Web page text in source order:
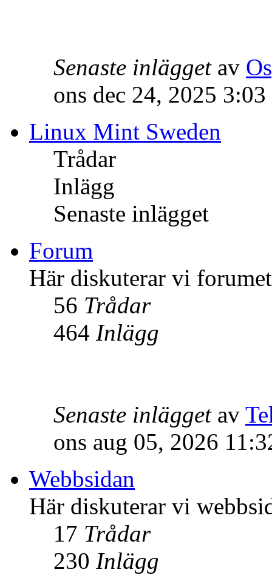
Senaste inläggetav
ons dec 24, 2025
Linux Mint Sweden
Trådar
Inlägg
Senaste inlägget
Forum
Här diskuterar vi
56 Trådar
464 Inlägg
Senaste inläggetav
ons aug 05, 2026
Webbsidan
Här diskuterar vi
17 Trådar
230 Inlägg